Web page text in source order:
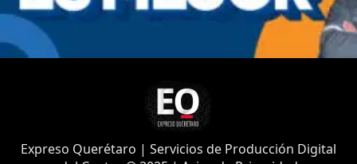
Expreso Querétaro | Servicios de Producción Digital